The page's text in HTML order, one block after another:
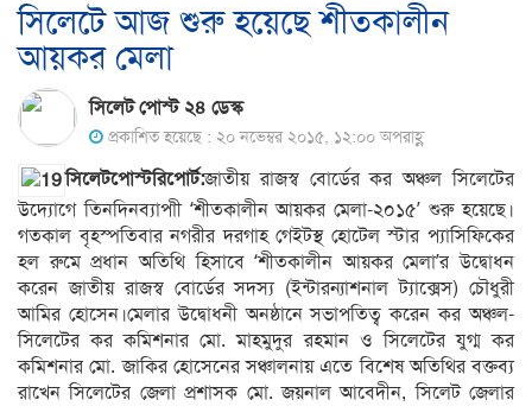
সিলেটে আজ শুরু হয়েছে শীতকালীন
আয়কর মেলা
সিলেট পোস্ট ২৪ ডেস্ক
প্রকাশিত হয়েছে : ২০ নভেম্বর ২০১৫, ১২:০০ অপরাহ্ণ
সিলেটপোস্টরিপোর্ট:জাতীয় রাজস্ব বোর্ডের কর অঞ্চল সিলেটের
উদ্যোগে তিনদিনব্যাপাী ‘শীতকালীন আয়কর মেলা-২০১৫’ শুরু হয়েছে।
গতকাল বৃহস্পতিবার নগরীর দরগাহ গেইটস্থ হোটেল স্টার প্যাসিফিকের
হল রুমে প্রধান অতিথি হিসাবে ‘শীতকালীন আয়কর মেলা’র উদ্বোধন
করেন জাতীয় রাজস্ব বোর্ডের সদস্য (ইন্টারন্যাশনাল ট্যাক্সেস) চৌধুরী
আমির হোসেন।মেলার উদ্বোধনী অনষ্ঠানে সভাপতিত্ব করেন কর অঞ্চল-
সিলেটের কর কমিশনার মো. মাহমুদুর রহমান ও সিলেটের যুগ্ম কর
কমিশনার মো. জাকির হোসেনের সঞ্চালনায় এতে বিশেষ অতিথির বক্তব্য
রাখেন সিলেটের জেলা প্রশাসক মো. জয়নাল আবেদীন, সিলেট জেলার